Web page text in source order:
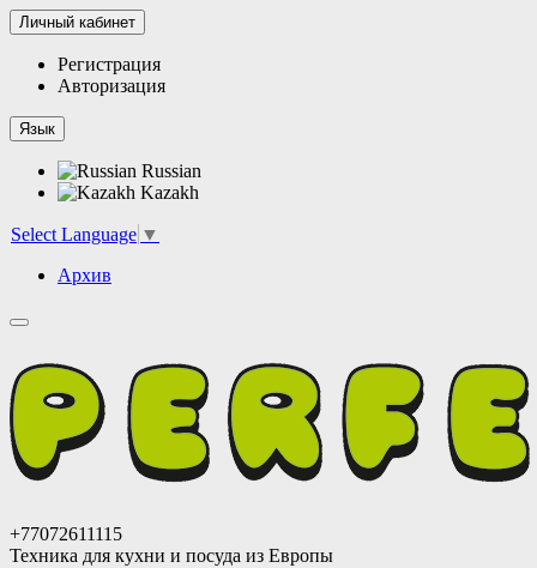
Личный кабинет
Регистрация
Авторизация
Язык
Russian
Kazakh
Select Language ▼
Архив
+77072611115
Техника для кухни и посуда из Европы